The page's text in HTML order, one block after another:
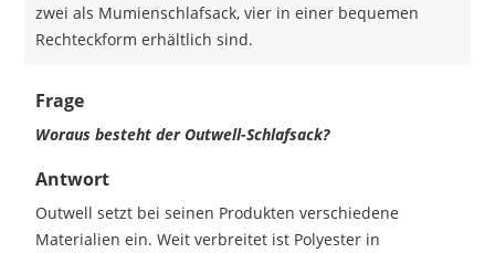
zwei als Mumienschlafsack, vier in einer bequemen
Rechteckform erhältlich sind.
Frage
Woraus besteht der Outwell-Schlafsack?
Antwort
Outwell setzt bei seinen Produkten verschiedene
Materialien ein. Weit verbreitet ist Polyester in